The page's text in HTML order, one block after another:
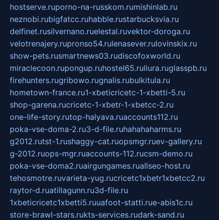
hostserve.ruporno-na-russkom.rumishinlab.ru
neznobi.rubigfatcc.ruhabble.rustarbucksvia.ru
delfinet.rusilvernano.ruelestal.ruvektor-doroga.ru
velotrenajery.rupronso54.rulenasever.rulovinskix.ru
show-pets.rusmartnews03.rudiscofoxworld.ru
miraclecoon.rupongup.ruhostel65.ruliura.ruglasspb.ru
firehunters.rugribowo.rugnalis.rubulkitula.ru
hometown-france.ru1-xbeticricetc-1-xbetti-5.ru
shop-garena.rucricetc-1-xbetr-1-xbetcc-2.ru
one-life-story.rutop-halyava.ruaccounts112.ru
poka-vse-doma-2.ru3-d-file.ruhahahaharms.ru
g2012.rutst-1.rushaggy-cat.ruopsmgr.ruev-gallery.ru
g-2012.ruops-mgr.ruaccounts-112.rucsm-demo.ru
poka-vse-doma2.ruairgungames.ruallseo-host.ru
tehosmotre.ruvarieta-yug.rucricetc1xbetr1xbetcc2.ru
raytor-d.ruatillagunn.ru3d-file.ru
1xbeticricetc1xbetti5.ruuafoot-statti.rue-abis1c.ru
store-brawl-stars.rukts-services.rudark-sand.ru